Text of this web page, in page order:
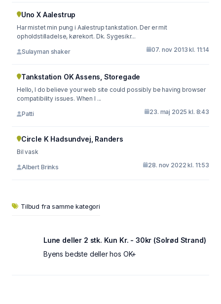
Uno X Aalestrup
Har mistet min pung i Aalestrup tankstation. Der er mit
opholdstilladelse, kørekort. Dk. Sygesikr...
Sulayman shaker 07. nov 2013 kl. 11:14
Tankstation OK Assens, Storegade
Hello, I do believe your web site could possibly be having browser
compatibility issues. When I ...
Patti 23. maj 2025 kl. 8:43
Circle K Hadsundvej, Randers
Bil vask
Albert Brinks 28. nov 2022 kl. 11:53
Tilbud fra samme kategori
Lune deller 2 stk. Kun Kr. - 30kr (Solrød Strand)
Byens bedste deller hos OK+